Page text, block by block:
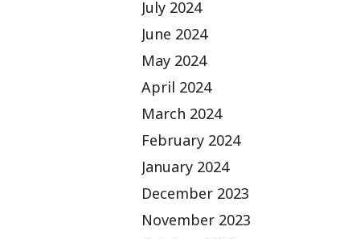
July 2024
June 2024
May 2024
April 2024
March 2024
February 2024
January 2024
December 2023
November 2023